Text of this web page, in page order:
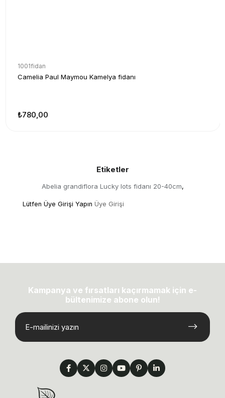
1001fidan
Camelia Paul Maymou Kamelya fidanı
₺780,00
Etiketler
Abelia grandiflora Lucky lots fidanı 20-40cm,
Lütfen Üye Girişi Yapın Üye Girişi
Kampanya ve fırsatları kaçırmamak için e-
bültenimize abone olun!